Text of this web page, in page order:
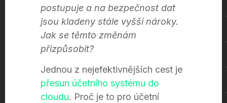
postupuje a na bezpečnost dat
jsou kladeny stále vyšší nároky.
Jak se těmto změnám
přizpůsobit?
Jednou z nejefektivnějších cest je
přesun účetního systému do
cloudu. Proč je to pro účetní